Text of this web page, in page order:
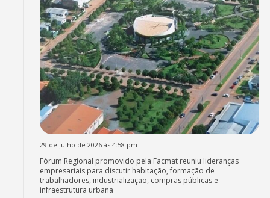
29 de julho de 2026 às 4:58 pm
Fórum Regional promovido pela Facmat reuniu lideranças
empresariais para discutir habitação, formação de
trabalhadores, industrialização, compras públicas e
infraestrutura urbana